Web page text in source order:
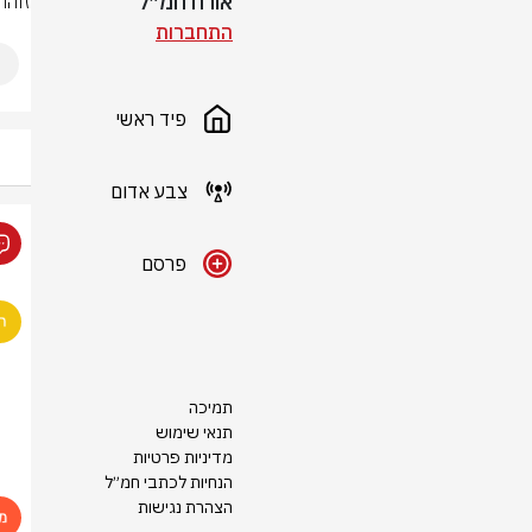
התחברות
פיד ראשי
צבע אדום
פרסם
תמיכה
תנאי שימוש
מדיניות פרטיות
הנחיות לכתבי חמ״ל
הצהרת נגישות